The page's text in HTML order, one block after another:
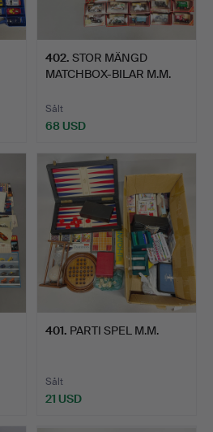
402. STOR MÄNGD
MATCHBOX-BILAR M.M.
Sålt
68 USD
401. PARTI SPEL M.M.
Sålt
21 USD